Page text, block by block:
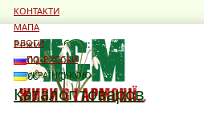
Режим роботи:
10:00 - 19:00
10:00 - 16:00
Каталог товаров
КОНТАКТИ
МАПА
БЛОГИ
ПО-РУССКИ
УКРАЇНСЬКОЮ